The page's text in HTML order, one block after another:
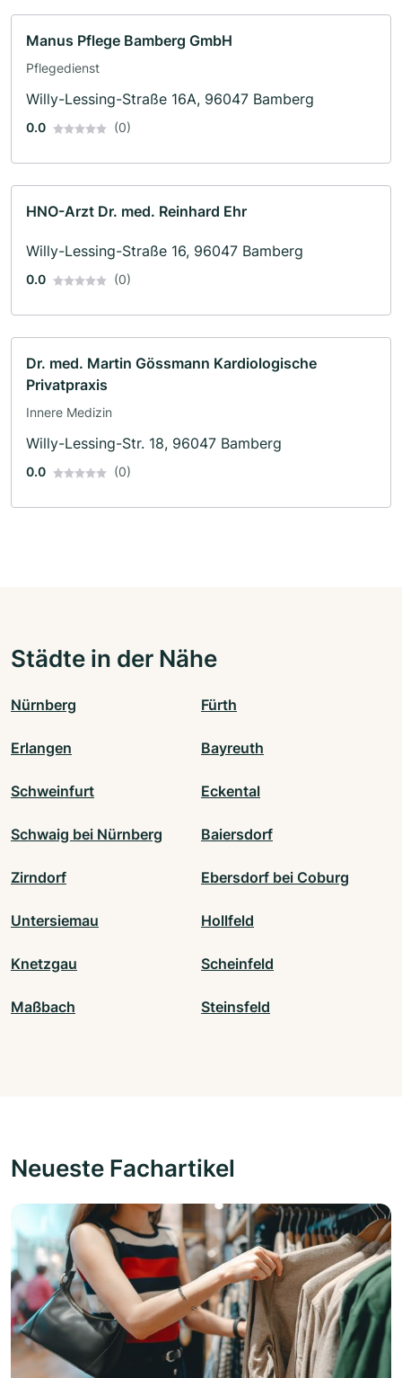
Manus Pflege Bamberg GmbH
Pflegedienst
Willy-Lessing-Straße 16A, 96047 Bamberg
0.0 (0)
HNO-Arzt Dr. med. Reinhard Ehr
Willy-Lessing-Straße 16, 96047 Bamberg
0.0 (0)
Dr. med. Martin Gössmann Kardiologische
Privatpraxis
Innere Medizin
Willy-Lessing-Str. 18, 96047 Bamberg
0.0 (0)
Städte in der Nähe
Nürnberg Fürth
Erlangen Bayreuth
Schweinfurt Eckental
Schwaig bei Nürnberg Baiersdorf
Zirndorf Ebersdorf bei Coburg
Untersiemau Hollfeld
Knetzgau Scheinfeld
Maßbach Steinsfeld
Neueste Fachartikel